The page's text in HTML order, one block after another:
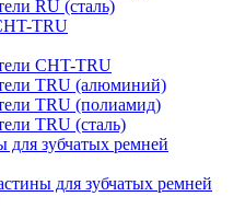
RU (сталь)
TRU
CHT-TRU
TRU (алюминий)
TRU (полиамид)
TRU (сталь)
зубчатых ремней
для зубчатых ремней